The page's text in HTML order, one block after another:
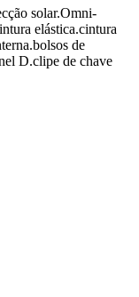
solar.Omni-
elástica.cintura
de
D.clipe de chave